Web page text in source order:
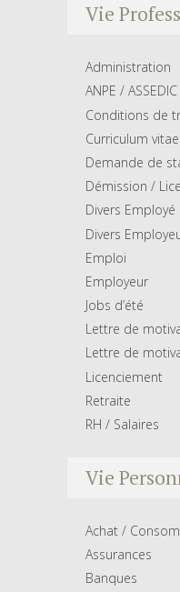
Vie
Administration
ANPE / ASSEDIC
Conditions de
Curriculum vitae
Demande de
Démission /
Divers Employé
Divers
Emploi
Employeur
Jobs d’été
Lettre de
Lettre de
Licenciement
Retraite
RH / Salaires
Vie
Achat /
Assurances
Banques